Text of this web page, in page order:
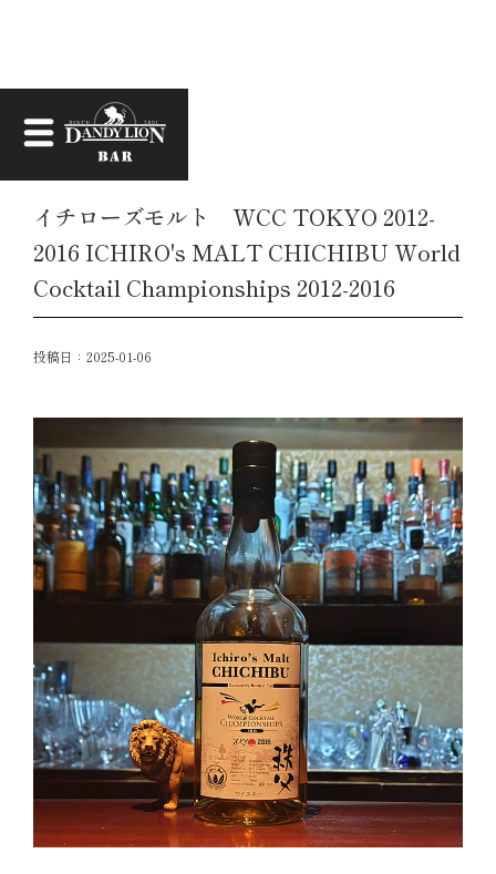
お知らせ
イチローズモルト WCC TOKYO 2012-
2016 ICHIRO's MALT CHICHIBU World
Cocktail Championships 2012-2016
投稿日： 2025-01-06